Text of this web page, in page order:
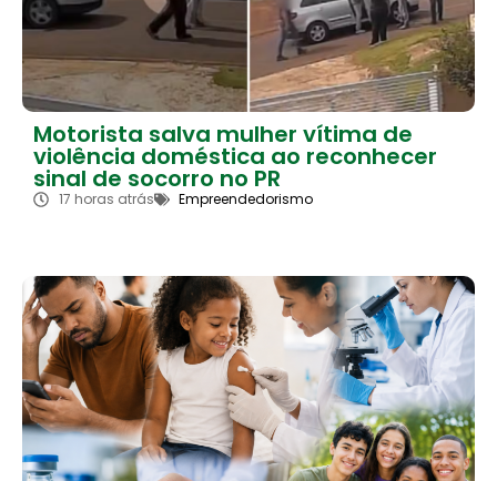
Motorista salva mulher vítima de
violência doméstica ao reconhecer
sinal de socorro no PR
17 horas atrás Empreendedorismo